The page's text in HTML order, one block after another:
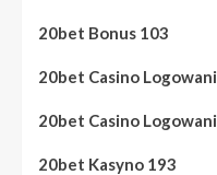
20bet Bonus 103
20bet Casino
20bet Casino
20bet Kasyno 193